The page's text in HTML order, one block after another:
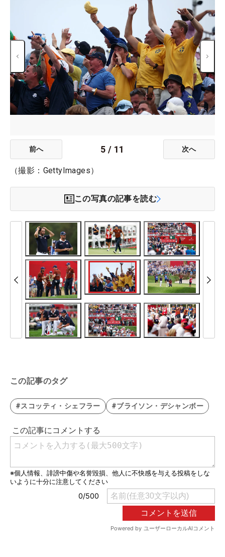
前へ 5 / 11 次へ
（撮影：GettyImages）
この写真の記事を読む
この記事のタグ
#スコッティ・シェフラー #ブライソン・デシャンボー